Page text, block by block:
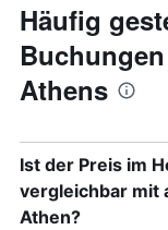
Häufig
Athens
Ist der Preis im
vergleichbar mit
Athen?